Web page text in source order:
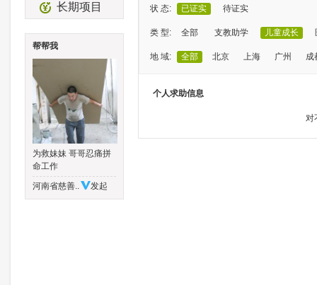
长期项目
帮帮我
为救妹妹 哥哥忍痛拼
命工作
河南省慈善..
发起
状 态: 已证实 待证实
类 型: 全部 支教助学 儿童成长
地 域: 全部 北京 上海 广州 成
个人求助信息
对